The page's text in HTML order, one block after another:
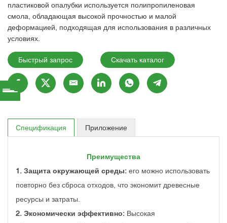
пластиковой опалубки используется полипропиленовая
смола, обладающая высокой прочностью и малой
деформацией, подходящая для использования в различных
условиях.
Быстрый запрос Скачать каталог
Спецификация Приложение
Преимущества
1. Защита окружающей среды: его можно использовать
повторно без сброса отходов, что экономит древесные
ресурсы и затраты.
2. Экономически эффективно: Высокая